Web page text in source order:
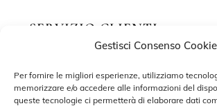
Gestisci Consenso Cookie
Per fornire le migliori esperienze, utilizziamo
memorizzare e/o accedere alle informazioni del
queste tecnologie ci permetterà di elaborare dati
SERVIZIO CLIENTI
Contatti